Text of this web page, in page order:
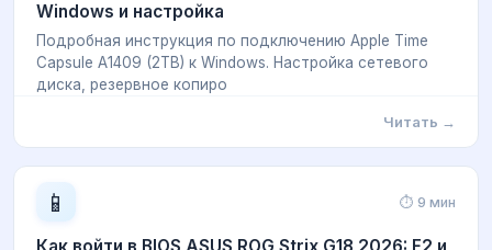
Windows и настройка
Подробная инструкция по подключению Apple Time
Capsule A1409 (2TB) к Windows. Настройка сетевого
диска, резервное копиро
Читать →
📱 ⏱ 9 мин